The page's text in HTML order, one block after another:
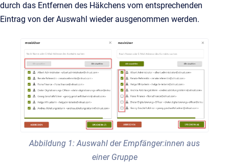
durch das Entfernen des Häkchens vom entsprechenden
Eintrag von der Auswahl wieder ausgenommen werden.
Abbildung 1: Auswahl der Empfänger:innen aus
einer Gruppe